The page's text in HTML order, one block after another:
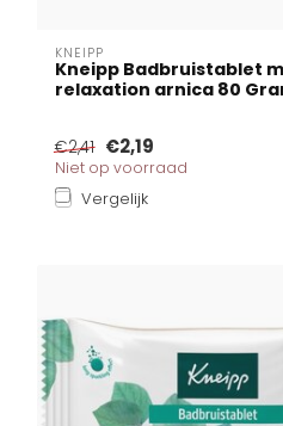
KNEIPP
Kneipp Badbruistablet
relaxation arnica 80
€2,41 €2,19
Niet op voorraad
Vergelijk